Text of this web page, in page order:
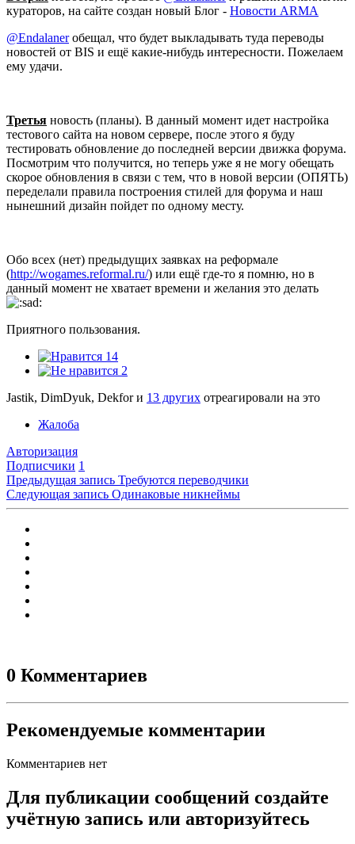
кураторов, на сайте создан новый Блог - Новости ARMA
@Endalanerобещал, что будет выкладывать туда переводы
новостей от BIS и ещё какие-нибудь интересности. Пожелаем
ему удачи.
Третья новость (планы). В данный момент идет настройка
тестового сайта на новом сервере, после этого я буду
тестировать обновление до последней версии движка форума.
Посмотрим что получится, но теперь уже я не могу обещать
скорое обновления в связи с тем, что в новой версии (ОПЯТЬ)
переделали правила построения стилей для форума и наш
нынешний дизайн пойдет по одному месту.
Обо всех (нет) предыдущих заявках на реформале
(http://wogames.reformal.ru/) или ещё где-то я помню, но в
данный момент не хватает времени и желания это делать
Приятного пользования.
14
2
Jastik, DimDyuk, Dekfor и 13 других отреагировали на это
Жалоба
Авторизация
Подписчики 1
Предыдущая запись Требуются переводчики
Следующая запись Одинаковые никнеймы
0 Комментариев
Рекомендуемые комментарии
Комментариев нет
Для публикации сообщений создайте
учётную запись или авторизуйтесь